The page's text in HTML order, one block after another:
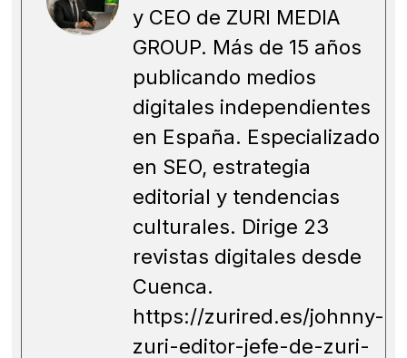
y CEO de ZURI MEDIA
GROUP. Más de 15 años
publicando medios
digitales independientes
en España. Especializado
en SEO, estrategia
editorial y tendencias
culturales. Dirige 23
revistas digitales desde
Cuenca.
https://zurired.es/johnny-
zuri-editor-jefe-de-zuri-